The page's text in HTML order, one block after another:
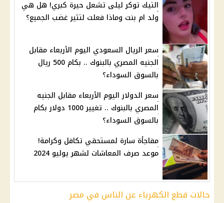
التيك توكر ليلى تشعل حيرة كبري! هل هي
ولد ام بنت وماذا فعلت لتثير غضب الجميع؟
سعر الريال السعودي اليوم الأربعاء مقابل
الجنيه المصري بالبنوك .. بكام 500 ريال
بالسوق السوداء؟
سعر الدولار اليوم الأربعاء مقابل الجنيه
المصري بالبنوك .. تغيير 1000 دولار بكام
بالسوق السوداء؟
مفاجأة سارة لمستحقي تكافل وكرامة!
موعد صرف المعاشات لشهر يوليو 2024
حالات قطع الكهرباء عن الناس في مصر